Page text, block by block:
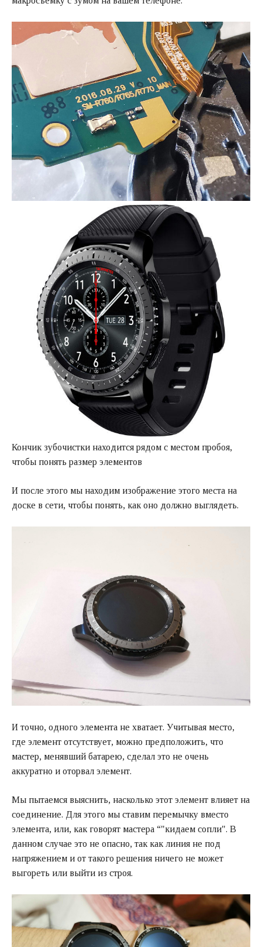
Кончик зубочистки находится рядом с местом пробоя,
чтобы понять размер элементов
И после этого мы находим изображение этого места на
доске в сети, чтобы понять, как оно должно выглядеть.
И точно, одного элемента не хватает. Учитывая место,
где элемент отсутствует, можно предположить, что
мастер, менявший батарею, сделал это не очень
аккуратно и оторвал элемент.
Мы пытаемся выяснить, насколько этот элемент влияет на
соединение. Для этого мы ставим перемычку вместо
элемента, или, как говорят мастера “"кидаем сопли". В
данном случае это не опасно, так как линия не под
напряжением и от такого решения ничего не может
выгореть или выйти из строя.